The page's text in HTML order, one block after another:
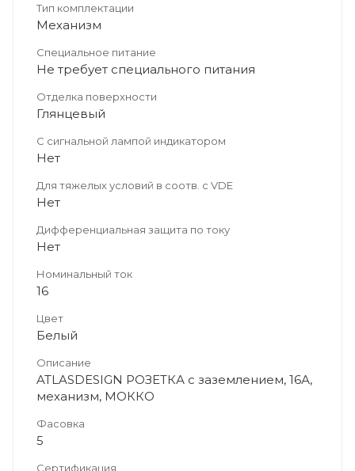
Тип комплектации
Механизм
Специальное питание
Не требует специального питания
Отделка поверхности
Глянцевый
С сигнальной лампой индикатором
Нет
Для тяжелых условий в соотв. с VDE
Нет
Дифференциальная защита по току
Нет
Номинальный ток
16
Цвет
Белый
Описание
ATLASDESIGN РОЗЕТКА с заземлением, 16А,
механизм, МОККО
Фасовка
5
Сертификация